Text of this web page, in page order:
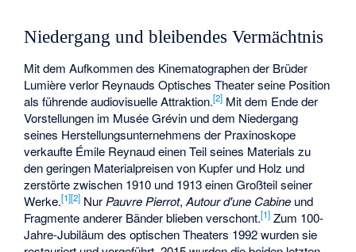
Niedergang und bleibendes Vermächtnis
Mit dem Aufkommen des Kinematographen der Brüder
Lumière verlor Reynauds Optisches Theater seine Position
als führende audiovisuelle Attraktion.[2] Mit dem Ende der
Vorstellungen im Musée Grévin und dem Niedergang
seines Herstellungsunternehmens der Praxinoskope
verkaufte Émile Reynaud einen Teil seines Materials zu
den geringen Materialpreisen von Kupfer und Holz und
zerstörte zwischen 1910 und 1913 einen Großteil seiner
Werke.[1][2] Nur Pauvre Pierrot,Autour d'une Cabine und
Fragmente anderer Bänder blieben verschont.[1] Zum 100-
Jahre-Jubiläum des optischen Theaters 1992 wurden sie